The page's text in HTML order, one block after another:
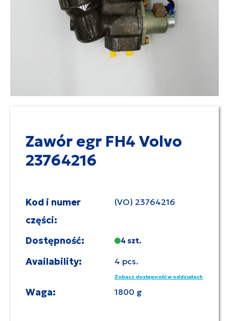
Zawór egr FH4 Volvo
23764216
Kod i numer
części:
(VO) 23764216
Dostępność: 4 szt.
Availability: 4 pcs.
Zobacz dostępność w oddziałach
Waga: 1800 g